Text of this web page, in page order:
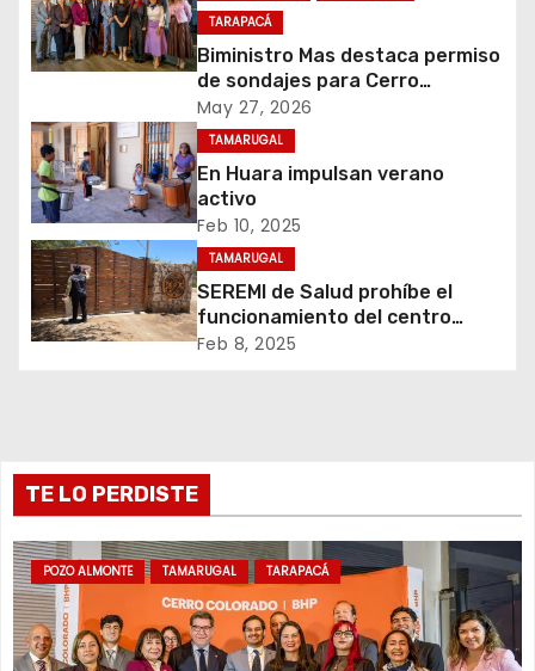
i
ó
n
d
e
e
n
a
d
a
s
TARAPACÁ
Biministro Mas destaca permiso
de sondajes para Cerro
Colorado
May 27, 2026
TAMARUGAL
En Huara impulsan verano
activo
Feb 10, 2025
TAMARUGAL
SEREMI de Salud prohíbe el
funcionamiento del centro
recreativo Tantakuy
Feb 8, 2025
TE LO PERDISTE
POZO ALMONTE TAMARUGAL TARAPACÁ